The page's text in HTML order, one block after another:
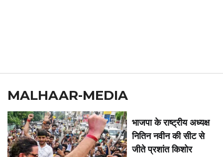
MALHAAR-MEDIA
भाजपा के राष्ट्रीय अध्यक्ष
नितिन नवीन की सीट से
जीते प्रशांत किशोर